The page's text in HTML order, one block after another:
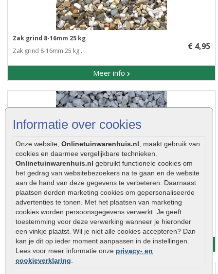
Informatie over cookies
Onze website, Onlinetuinwarenhuis.nl , maakt gebruik van
cookies en daarmee vergelijkbare technieken.
Onlinetuinwarenhuis.nl gebruikt functionele cookies om
het gedrag van websitebezoekers na te gaan en de website
aan de hand van deze gegevens te verbeteren. Daarnaast
plaatsen derden marketing cookies om gepersonaliseerde
advertenties te tonen. Met het plaatsen van marketing
cookies worden persoonsgegevens verwerkt. Je geeft
toestemming voor deze verwerking wanneer je hieronder
een vinkje plaatst. Wil je niet alle cookies accepteren? Dan
kan je dit op ieder moment aanpassen in de instellingen.
Lees voor meer informatie onze privacy- en
cookieverklaring
Zak grind 8-16mm 25 kg
Zak grind 8-16mm 25 kg..
Meer info
€ 4,95
Zak icey blue split 2-8mm 25 kg
Zak icey blue split 2-8mm 25 kg..
Meer info